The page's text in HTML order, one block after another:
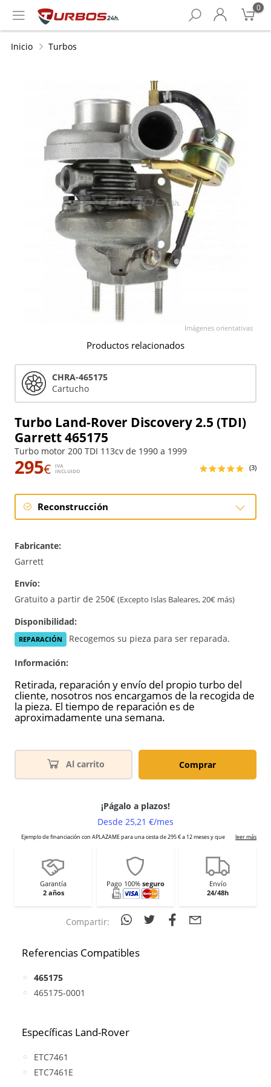
0
Inicio Turbos
Turbo Land-Rover Discovery 2.5 (TDI)
Garrett 465175
Turbo motor 200 TDI 113cv de 1990 a 1999
295€
IVA
INCLUIDO
(3)
Reconstrucción
Fabricante:
Garrett
Envío:
Gratuito a partir de 250€ (Excepto Islas Baleares, 20€ más)
Disponibilidad:
REPARACIÓN Recogemos su pieza para ser reparada.
Información:
Retirada, reparación y envío del propio turbo del
cliente, nosotros nos encargamos de la recogida de
la pieza. El tiempo de reparación es de
aproximadamente una semana.
Al carrito Comprar
Garantía
2 años
Pago 100% seguro
Envío
24/48h
Compartir:
Imágenes orientativas
Productos relacionados
CHRA-465175
Cartucho
Referencias Compatibles
465175
465175-0001
Específicas Land-Rover
ETC7461
ETC7461E